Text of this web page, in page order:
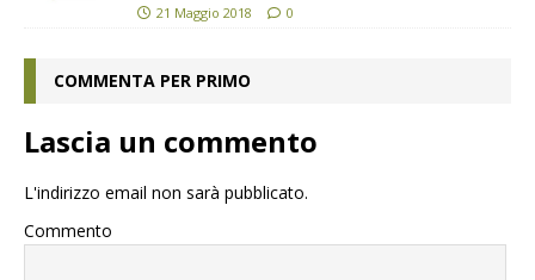
21 Maggio 2018 0
COMMENTA PER PRIMO
Lascia un commento
L'indirizzo email non sarà pubblicato.
Commento